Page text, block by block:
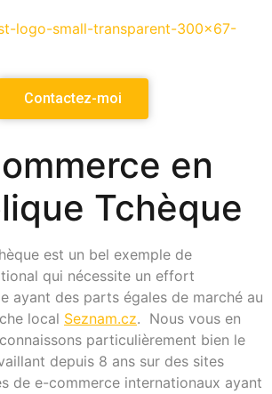
Contactez-moi
en
Tchèque
est un bel exemple de
qui nécessite un effort
ayant des parts égales de marché au
local Seznam.cz. Nous vous en
particulièrement bien le
depuis 8 ans sur des sites
de e-commerce internationaux ayant